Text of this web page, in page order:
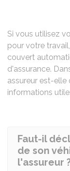
Si vous utilisez
pour votre
couvert
d'assurance.
assureur est-elle
informations
Faut-il
de son
l'assureur